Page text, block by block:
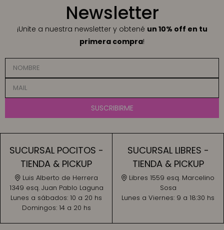
Newsletter
¡Unite a nuestra newsletter y obtené un 10% off en tu
primera compra!
SUSCRIBIRME
SUCURSAL POCITOS -
TIENDA & PICKUP
Luis Alberto de Herrera
1349 esq. Juan Pablo Laguna
Lunes a sábados: 10 a 20 hs
Domingos: 14 a 20 hs
SUCURSAL LIBRES -
TIENDA & PICKUP
Libres 1559 esq. Marcelino
Sosa
Lunes a Viernes: 9 a 18:30 hs